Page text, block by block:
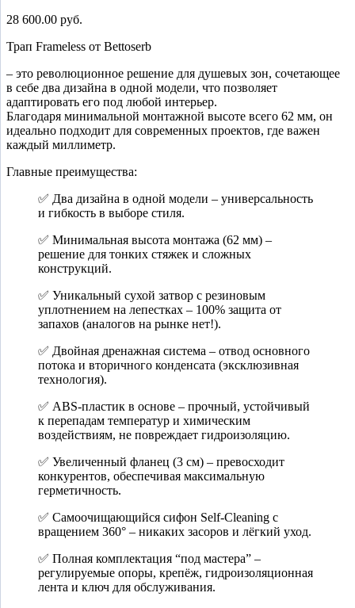
28 600.00 руб.
Трап Frameless от Bettoserb
– это революционное решение для душевых зон, сочетающее
в себе два дизайна в одной модели, что позволяет
адаптировать его под любой интерьер.
Благодаря минимальной монтажной высоте всего 62 мм, он
идеально подходит для современных проектов, где важен
каждый миллиметр.
Главные преимущества:
✅ Два дизайна в одной модели – универсальность
и гибкость в выборе стиля.
✅ Минимальная высота монтажа (62 мм) –
решение для тонких стяжек и сложных
конструкций.
✅ Уникальный сухой затвор с резиновым
уплотнением на лепестках – 100% защита от
запахов (аналогов на рынке нет!).
✅ Двойная дренажная система – отвод основного
потока и вторичного конденсата (эксклюзивная
технология).
✅ ABS-пластик в основе – прочный, устойчивый
к перепадам температур и химическим
воздействиям, не повреждает гидроизоляцию.
✅ Увеличенный фланец (3 см) – превосходит
конкурентов, обеспечивая максимальную
герметичность.
✅ Самоочищающийся сифон Self-Cleaning с
вращением 360° – никаких засоров и лёгкий уход.
✅ Полная комплектация “под мастера” –
регулируемые опоры, крепёж, гидроизоляционная
лента и ключ для обслуживания.